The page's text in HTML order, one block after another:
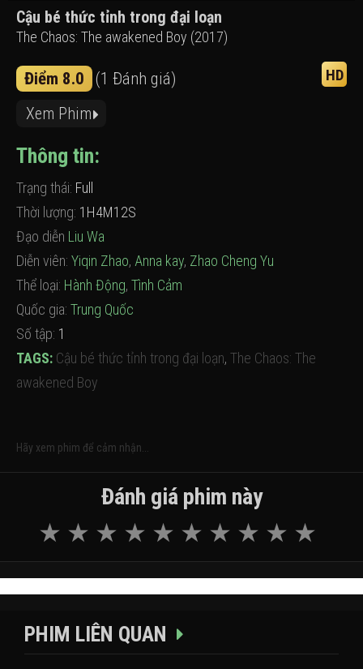
Cậu bé thức tỉnh trong đại loạn
The Chaos: The awakened Boy (2017)
Điểm 8.0 (1 Đánh giá) HD
Xem Phim
Thông tin:
Trạng thái: Full
Thời lượng: 1H4M12S
Đạo diễn Liu Wa
Diễn viên: Yiqin Zhao, Anna kay, Zhao Cheng Yu
Thể loại: Hành Động, Tình Cảm
Quốc gia: Trung Quốc
Số tập: 1
TAGS: Cậu bé thức tỉnh trong đại loạn, The Chaos: The
awakened Boy
Hãy xem phim để cảm nhận...
Đánh giá phim này
PHIM LIÊN QUAN